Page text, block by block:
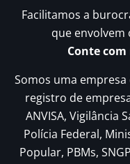
Facilitamos a
que envolvem
Conte
Somos uma
registro de
ANVISA, Vigilância
Polícia Federal,
Popular, PBMs,